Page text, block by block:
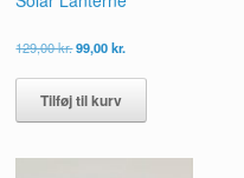
129,00kr.Den
pris
var:
129,00 kr..
99,00kr.
pris
99,00 kr..
Tilføj til kurv